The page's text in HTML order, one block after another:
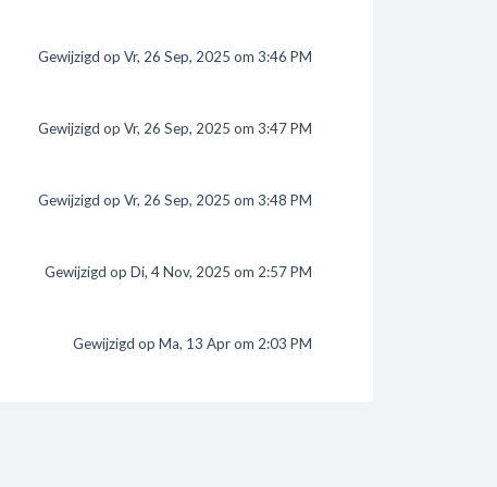
Gewijzigd op Vr, 26 Sep, 2025 om 3:46 PM
Gewijzigd op Vr, 26 Sep, 2025 om 3:47 PM
Gewijzigd op Vr, 26 Sep, 2025 om 3:48 PM
Gewijzigd op Di, 4 Nov, 2025 om 2:57 PM
Gewijzigd op Ma, 13 Apr om 2:03 PM